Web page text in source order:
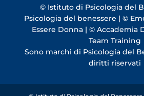
© Istituto di Psicologia del
Psicologia del benessere | ©
Essere Donna | © Accademia
Team Training
Sono marchi di Psicologia del
diritti riservati